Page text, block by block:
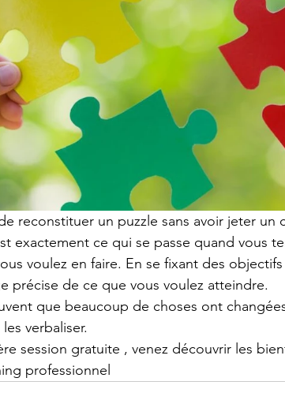
reconstituer un puzzle sans avoir jeter un
exactement ce qui se passe quand vous
voulez en faire. En se fixant des
précise de ce que vous voulez atteindre.
que beaucoup de choses ont
verbaliser.
session gratuite , venez découvrir les
professionnel